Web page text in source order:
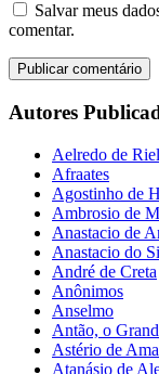
Salvar meus
comentar.
Autores
Aelredo de
Afraates
Agostinho de
Ambrosio de
Anastacio de
Anastacio do
André de Creta
Anônimos
Anselmo
Antão, o
Astério de
Atanásio de